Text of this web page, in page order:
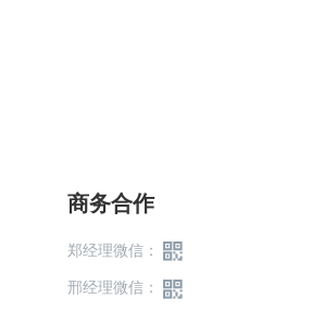
商务合作
郑经理微信：
邢经理微信：